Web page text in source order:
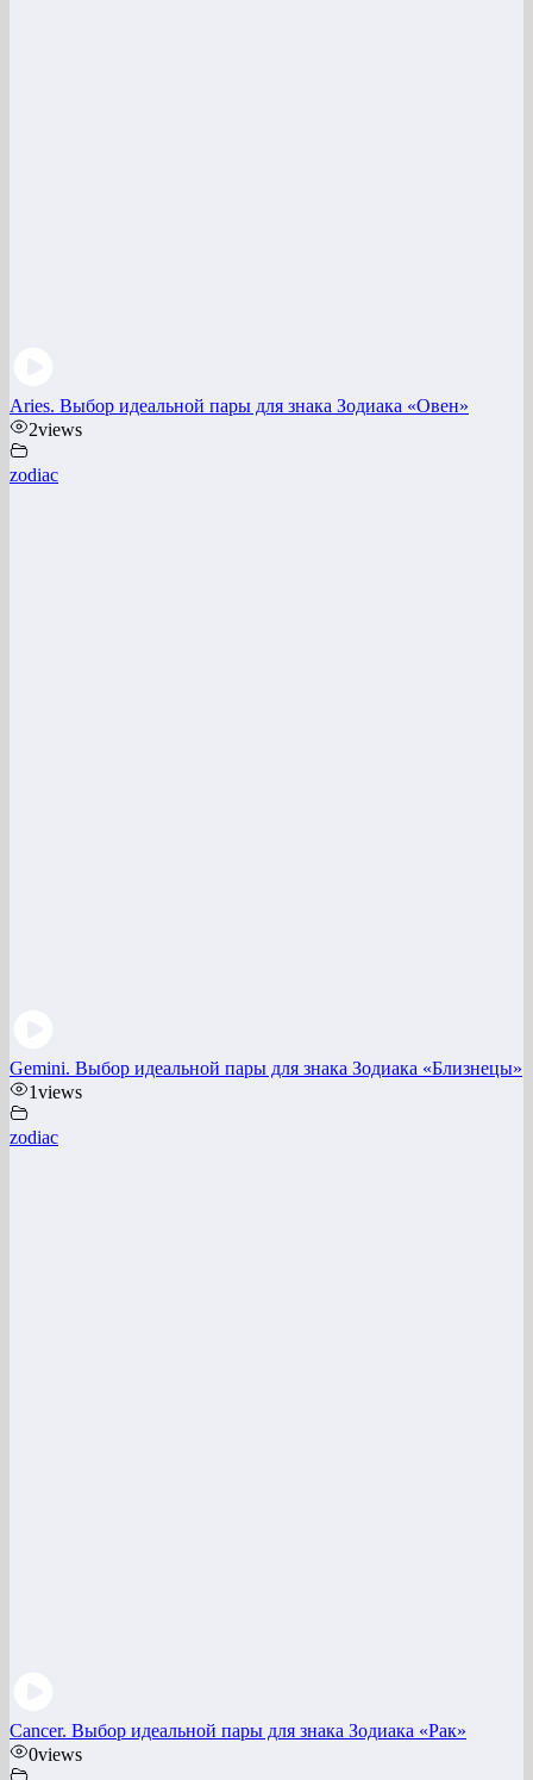
Aries. Выбор идеальной пары для знака Зодиака «Овен»
2views
zodiac
Gemini. Выбор идеальной пары для знака Зодиака «Близнецы»
1views
zodiac
Cancer. Выбор идеальной пары для знака Зодиака «Рак»
0views